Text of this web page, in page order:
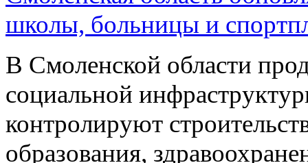
школы, больницы и
В Смоленской области
социальной
контролируют
образования,